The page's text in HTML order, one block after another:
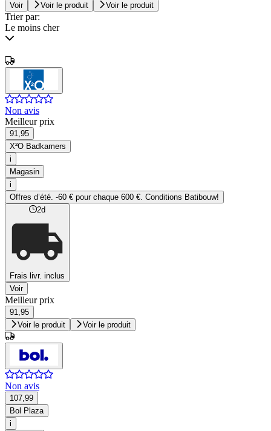
Voir Voir le produit Voir le produit
Trier par:
Le moins cher
Non avis
Meilleur prix
91,95
X²O Badkamers
i
Magasin
i
Offres d’été​. -60 € pour chaque 600 €. Conditions Batibouw!
2d
Frais livr. inclus
Voir
Meilleur prix
91,95
Voir le produit
Voir le produit
Non avis
107,99
Bol Plaza
i